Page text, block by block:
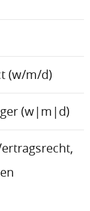
(w/m/d)
(w|m|d)